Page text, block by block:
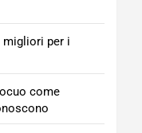
migliori per i
come